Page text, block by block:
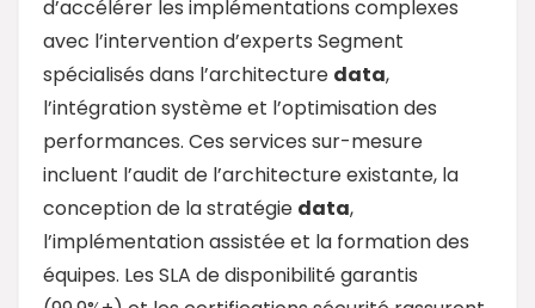
d’accélérer les implémentations complexes
avec l’intervention d’experts Segment
spécialisés dans l’architecture data,
l’intégration système et l’optimisation des
performances. Ces services sur-mesure
incluent l’audit de l’architecture existante, la
conception de la stratégie data,
l’implémentation assistée et la formation des
équipes. Les SLA de disponibilité garantis